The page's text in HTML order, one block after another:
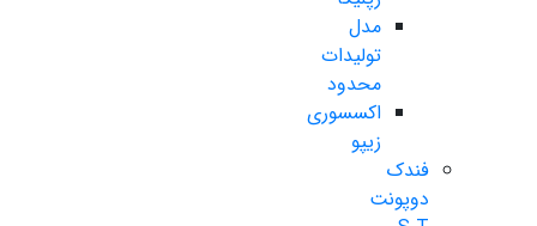
مدل
تولیدات
محدود
اکسسوری
زیپو
فندک
دوپونت